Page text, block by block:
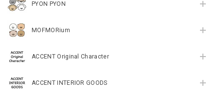
PYON PYON
MOFMORium
ACCENT Original Character
ACCENT INTERIOR GOODS